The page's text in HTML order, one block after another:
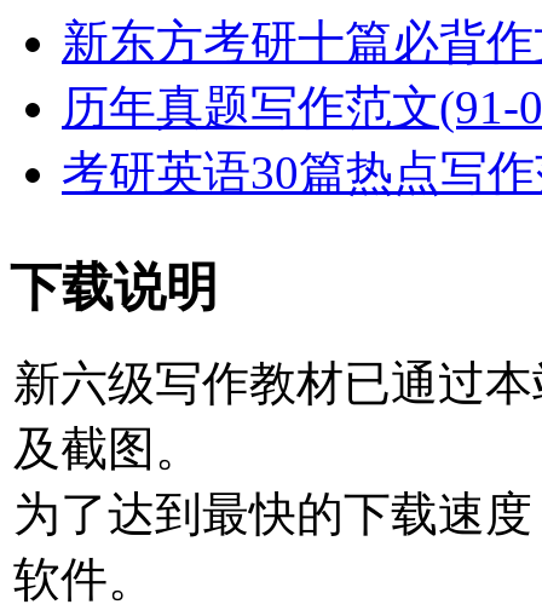
新东方考研十篇必背
历年真题写作范文(91-
考研英语30篇热点写
下载说明
新六级写作教材已通过
及截图。
为了达到最快的下载速
软件。